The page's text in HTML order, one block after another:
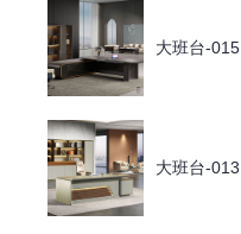
大班台-015
大班台-013